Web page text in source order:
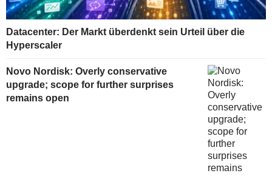
Datacenter: Der Markt überdenkt sein Urteil über die
Hyperscaler
Novo Nordisk: Overly conservative
upgrade; scope for further surprises
remains open